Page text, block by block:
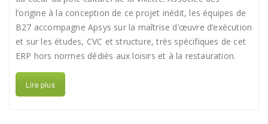
l’origine à la conception de ce projet inédit, les équipes de
B27 accompagne Apsys sur la maîtrise d’œuvre d’exécution
et sur les études, CVC et structure, très spécifiques de cet
ERP hors normes dédiés aux loisirs et à la restauration.
Lire plus